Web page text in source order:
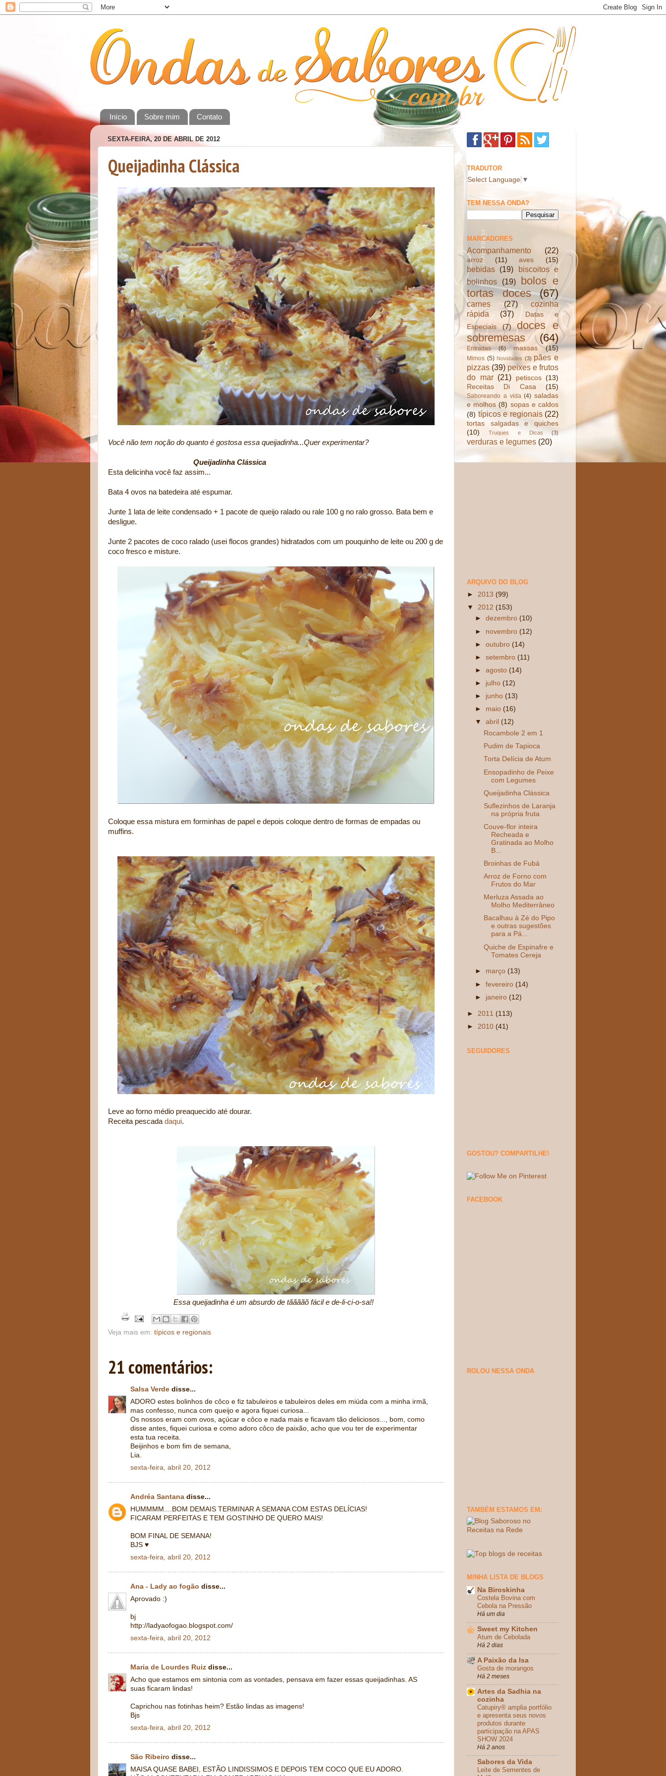
Início Sobre mim Contato
SEXTA-FEIRA, 20 DE ABRIL DE 2012
Queijadinha Clássica
Você não tem noção do quanto é gostosa essa queijadinha...Quer experimentar?
Queijadinha Clássica
Esta delicinha você faz assim...
Bata 4 ovos na batedeira até espumar.
Junte 1 lata de leite condensado + 1 pacote de queijo ralado ou rale 100 g no ralo grosso. Bata bem e
desligue.
Junte 2 pacotes de coco ralado (usei flocos grandes) hidratados com um pouquinho de leite ou 200 g de
coco fresco e misture.
Coloque essa mistura em forminhas de papel e depois coloque dentro de formas de empadas ou
muffins.
Leve ao forno médio preaquecido até dourar.
Receita pescada daqui.
Essa queijadinha é um absurdo de tããããõ fácil e de-li-ci-o-sa!!
Veja mais em: típicos e regionais
21 comentários:
Salsa Verde disse...
ADORO estes bolinhos de côco e fiz tabuleiros e tabuleiros deles em miúda com a minha irmã,
mas confesso, nunca com queijo e agora fiquei curiosa...
Os nossos eram com ovos, açúcar e côco e nada mais e ficavam tão deliciosos..., bom, como
disse antes, fiquei curiosa e como adoro côco de paixão, acho que vou ter de experimentar
esta tua receita.
Beijinhos e bom fim de semana,
Lia.
sexta-feira, abril 20, 2012
Andréa Santana disse...
HUMMMM....BOM DEMAIS TERMINAR A SEMANA COM ESTAS DELÍCIAS!
FICARAM PERFEITAS E TEM GOSTINHO DE QUERO MAIS!
BOM FINAL DE SEMANA!
BJS ♥
sexta-feira, abril 20, 2012
Ana - Lady ao fogão disse...
Aprovado :)
bj
http://ladyaofogao.blogspot.com/
sexta-feira, abril 20, 2012
Maria de Lourdes Ruiz disse...
Acho que estamos em sintonia com as vontades, pensava em fazer essas queijadinhas. AS
suas ficaram lindas!
Caprichou nas fotinhas heim? Estão lindas as imagens!
Bjs
sexta-feira, abril 20, 2012
São Ribeiro disse...
MAISA QUASE BABEI, ESTÃO LINDISSIMOS E DEPOIS TEM COCO QUE EU ADORO.
TRADUTOR
Select Language ▼
TEM NESSA ONDA?
MARCADORES
Acompanhamento (22)
arroz (11) aves (15)
bebidas (19)
biscoitos e
bolinhos
(19)
bolos e
tortas doces
(67)
carnes (27)
cozinha
rápida
(37)
Datas e
Especiais
(7)
doces e
sobremesas
(64)
Entradas (6) massas (15)
Mimos (5) Novidades (3) pães e
pizzas (39) peixes e frutos
do mar (21) petiscos (13)
Receitas Di Casa
(15)
Saboreando a vida (4) saladas
e molhos (8) sopas e caldos
(8) típicos e regionais (22)
tortas salgadas e quiches
(10)
Truques e Dicas (3)
verduras e legumes (20)
ARQUIVO DO BLOG
► 2013 (99)
▼ 2012 (153)
►dezembro (10)
► novembro (12)
►outubro (14)
►setembro (11)
►agosto (14)
► julho (12)
► junho (13)
► maio (16)
▼abril (12)
Rocambole 2 em 1
Pudim de Tapioca
Torta Delícia de Atum
Ensopadinho de Peixe
com Legumes
Queijadinha Clássica
Suflezinhos de Laranja
na própria fruta
Couve-flor inteira
Recheada e
Gratinada ao Molho
B...
Broinhas de Fubá
Arroz de Forno com
Frutos do Mar
Merluza Assada ao
Molho Mediterrâneo
Bacalhau à Zé do Pipo
e outras sugestões
para a Pá...
Quiche de Espinafre e
Tomates Cereja
► março (13)
►fevereiro (14)
► janeiro (12)
► 2011 (113)
► 2010 (41)
SEGUIDORES
GOSTOU? COMPARTILHE!
FACEBOOK
ROLOU NESSA ONDA
TAMBÉM ESTAMOS EM:
MINHA LISTA DE BLOGS
Na Biroskinha
Costela Bovina com
Cebola na Pressão
Há um dia
Sweet my Kitchen
Atum de Cebolada
Há 2 dias
A Paixão da Isa
Gosta de morangos
Há 2 meses
Artes da Sadhia na
cozinha
Catupiry® amplia portfólio
e apresenta seus novos
produtos durante
participação na APAS
SHOW 2024
Há 2 anos
Sabores da Vida
Leite de Sementes de